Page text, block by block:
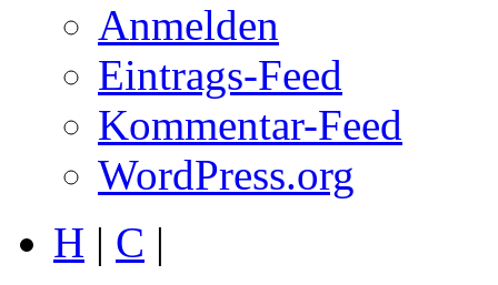
Anmelden
Eintrags-Feed
Kommentar-Feed
WordPress.org
H | C |